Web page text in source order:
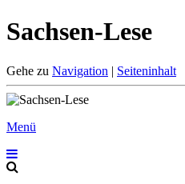
Sachsen-Lese
Gehe zu Navigation | Seiteninhalt
Menü